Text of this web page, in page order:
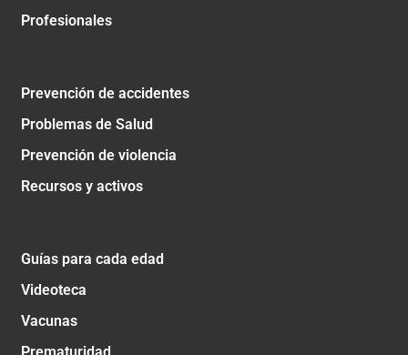
Profesionales
Prevención de accidentes
Problemas de Salud
Prevención de violencia
Recursos y activos
Guías para cada edad
Videoteca
Vacunas